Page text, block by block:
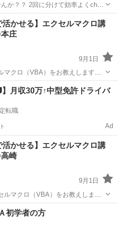
か？？ 2回に分けて効率よくchat
の基礎と応用を教えます。 走り
能性は無限です！ 開発のみ
VBA 社会人
活かせる】エクセルマクロ講
庄
9月1日
マクロ（VBA）をお教えします．
ると、私から返信する事が出来ま
せて、実用的なスキルを最...
】月収30万↑中型免許ドライバ
転職
Ad
活かせる】エクセルマクロ講
崎
9月1日
ルマクロ（VBA）をお教えしま
各狙いに合わせて、実用的なスキル...
初学者の方